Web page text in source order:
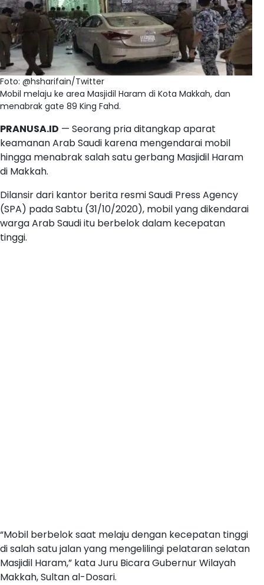
Foto: @hsharifain/Twitter
Mobil melaju ke area Masjidil Haram di Kota Makkah, dan
menabrak gate 89 King Fahd.
PRANUSA.ID — Seorang pria ditangkap aparat
keamanan Arab Saudi karena mengendarai mobil
hingga menabrak salah satu gerbang Masjidil Haram
di Makkah.
Dilansir dari kantor berita resmi Saudi Press Agency
(SPA) pada Sabtu (31/10/2020), mobil yang dikendarai
warga Arab Saudi itu berbelok dalam kecepatan
tinggi.
“Mobil berbelok saat melaju dengan kecepatan tinggi
di salah satu jalan yang mengelilingi pelataran selatan
Masjidil Haram,” kata Juru Bicara Gubernur Wilayah
Makkah, Sultan al-Dosari.